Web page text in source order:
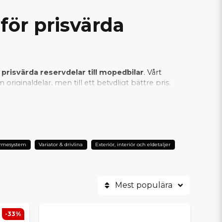
prisvärda
reservdelar till mopedbilar. Vårt
originaldelar, men till ett betydligt bättre pris.
är SCP det självklara valet när man vill
Variator & drivlina Exteriör, interiör och eldetaljer
Mest populära
-33%